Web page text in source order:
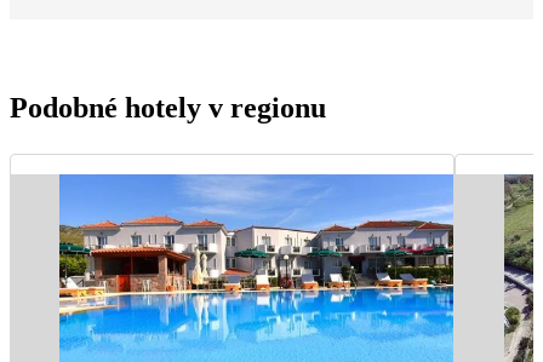
Podobné hotely v regionu